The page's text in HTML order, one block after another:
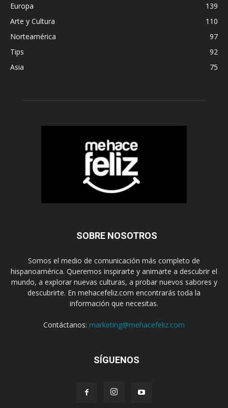
Europa
139
Arte y Cultura
110
Norteamérica
97
Tips
92
Asia
75
SOBRE NOSOTROS
Somos el medio de comunicación más completo de
hispanoamérica. Queremos inspirarte y animarte a descubrir el
mundo, a explorar nuevas culturas, a probar nuevos sabores y
descubrirte. En mehacefeliz.com encontrarás toda la
información que necesitas.
Contáctanos: marketing@mehacefeliz.com
SÍGUENOS